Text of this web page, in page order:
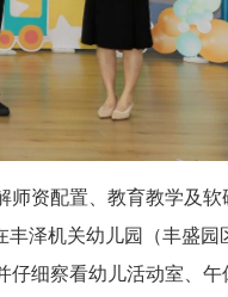
资配置、教育教学及软
泽机关幼儿园（丰盛
细察看幼儿活动室、